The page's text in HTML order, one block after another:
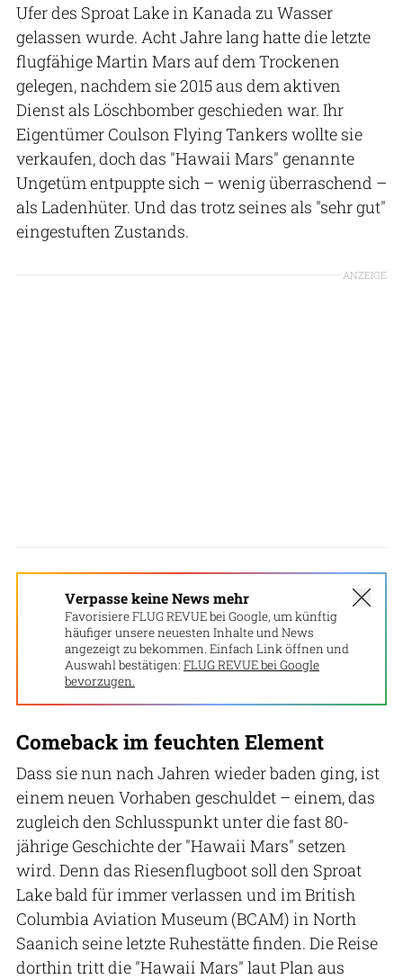
Ufer des Sproat Lake in Kanada zu Wasser
gelassen wurde. Acht Jahre lang hatte die letzte
flugfähige Martin Mars auf dem Trockenen
gelegen, nachdem sie 2015 aus dem aktiven
Dienst als Löschbomber geschieden war. Ihr
Eigentümer Coulson Flying Tankers wollte sie
verkaufen, doch das "Hawaii Mars" genannte
Ungetüm entpuppte sich – wenig überraschend –
als Ladenhüter. Und das trotz seines als "sehr gut"
eingestuften Zustands.
ANZEIGE
Verpasse keine News mehr
Favorisiere FLUG REVUE bei Google, um künftig
häufiger unsere neuesten Inhalte und News
angezeigt zu bekommen. Einfach Link öffnen und
Auswahl bestätigen: FLUG REVUE bei Google
bevorzugen.
Comeback im feuchten Element
Dass sie nun nach Jahren wieder baden ging, ist
einem neuen Vorhaben geschuldet – einem, das
zugleich den Schlusspunkt unter die fast 80-
jährige Geschichte der "Hawaii Mars" setzen
wird. Denn das Riesenflugboot soll den Sproat
Lake bald für immer verlassen und im British
Columbia Aviation Museum (BCAM) in North
Saanich seine letzte Ruhestätte finden. Die Reise
dorthin tritt die "Hawaii Mars" laut Plan aus